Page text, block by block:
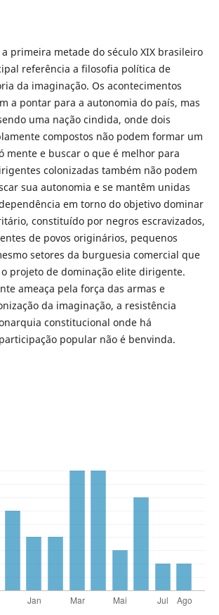
primeira metade do século XIX brasileiro
referência a filosofia política de
da imaginação. Os acontecimentos
a pontar para a autonomia do país, mas
uma nação cindida, onde dois
compostos não podem formar um
mente e buscar o que é melhor para
colonizadas também não podem
sua autonomia e se mantêm unidas
em torno do objetivo dominar
constituído por negros escravizados,
de povos originários, pequenos
setores da burguesia comercial que
projeto de dominação elite dirigente.
ameaça pela força das armas e
da imaginação, a resistência
constitucional onde há
popular não é benvinda.